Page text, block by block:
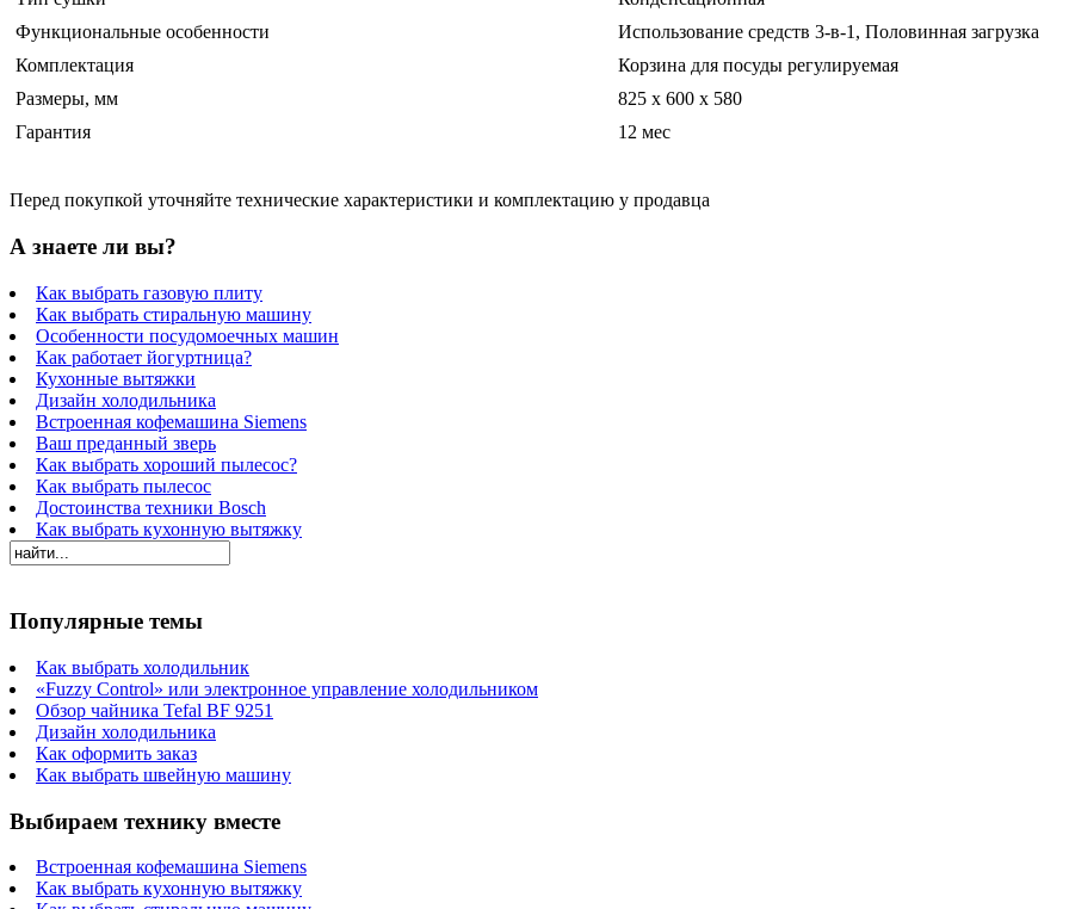
Функциональные особенности
Использование средств 3-в-1, Половинная загрузка
Комплектация
Корзина для посуды регулируемая
Размеры, мм
825 x 600 x 580
Гарантия
12 мес
Перед покупкой уточняйте технические характеристики и комплектацию у продавца
А знаете ли вы?
Как выбрать газовую плиту
Как выбрать стиральную машину
Особенности посудомоечных машин
Как работает йогуртница?
Кухонные вытяжки
Дизайн холодильника
Встроенная кофемашина Siemens
Ваш преданный зверь
Как выбрать хороший пылесос?
Как выбрать пылесос
Достоинства техники Bosch
Как выбрать кухонную вытяжку
Популярные темы
Как выбрать холодильник
«Fuzzy Control» или электронное управление холодильником
Обзор чайника Tefal BF 9251
Дизайн холодильника
Как оформить заказ
Как выбрать швейную машину
Выбираем технику вместе
Встроенная кофемашина Siemens
Как выбрать кухонную вытяжку